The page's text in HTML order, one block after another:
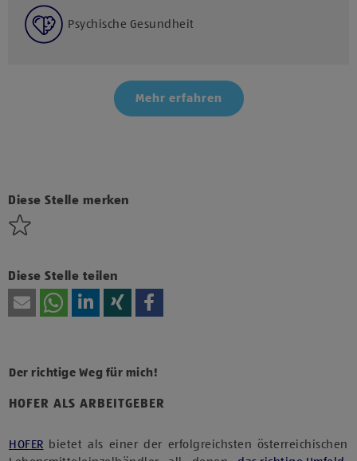
Psychische Gesundheit
Mehr erfahren
Diese Stelle merken
Diese Stelle teilen
HOFER ALS ARBEITGEBER
Der richtige Weg für mich!
HOFER bietet als einer der erfolgreichsten österreichischen